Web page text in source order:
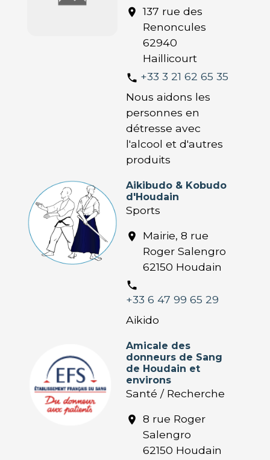
location_on 137 rue des
Renoncules
62940
Haillicourt
phone +33 3 21 62 65 35
Nous aidons les
personnes en
détresse avec
l'alcool et d'autres
produits
Aikibudo & Kobudo
d'Houdain
Sports
location_on
Mairie, 8 rue
Roger Salengro
62150 Houdain
phone
+33 6 47 99 65 29
Aikido
Amicale des
donneurs de Sang
de Houdain et
environs
Santé / Recherche
location_on 8 rue Roger
Salengro
62150 Houdain